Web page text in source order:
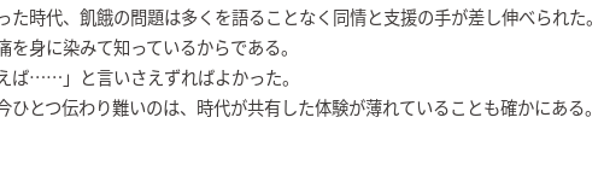
た時代、飢餓の問題は多くを語ることなく同情と支援の手が差し伸べられた。
身に染みて知っているからである。
ば……」と言いさえずればよかった。
ひとつ伝わり難いのは、時代が共有した体験が薄れていることも確かにある。